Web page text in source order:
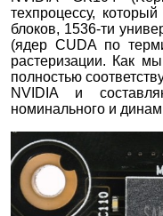
техпроцессу,
блоков, 1536-ти
(ядер CUDA по
растеризации. Как
полностью
NVIDIA и
номинального и